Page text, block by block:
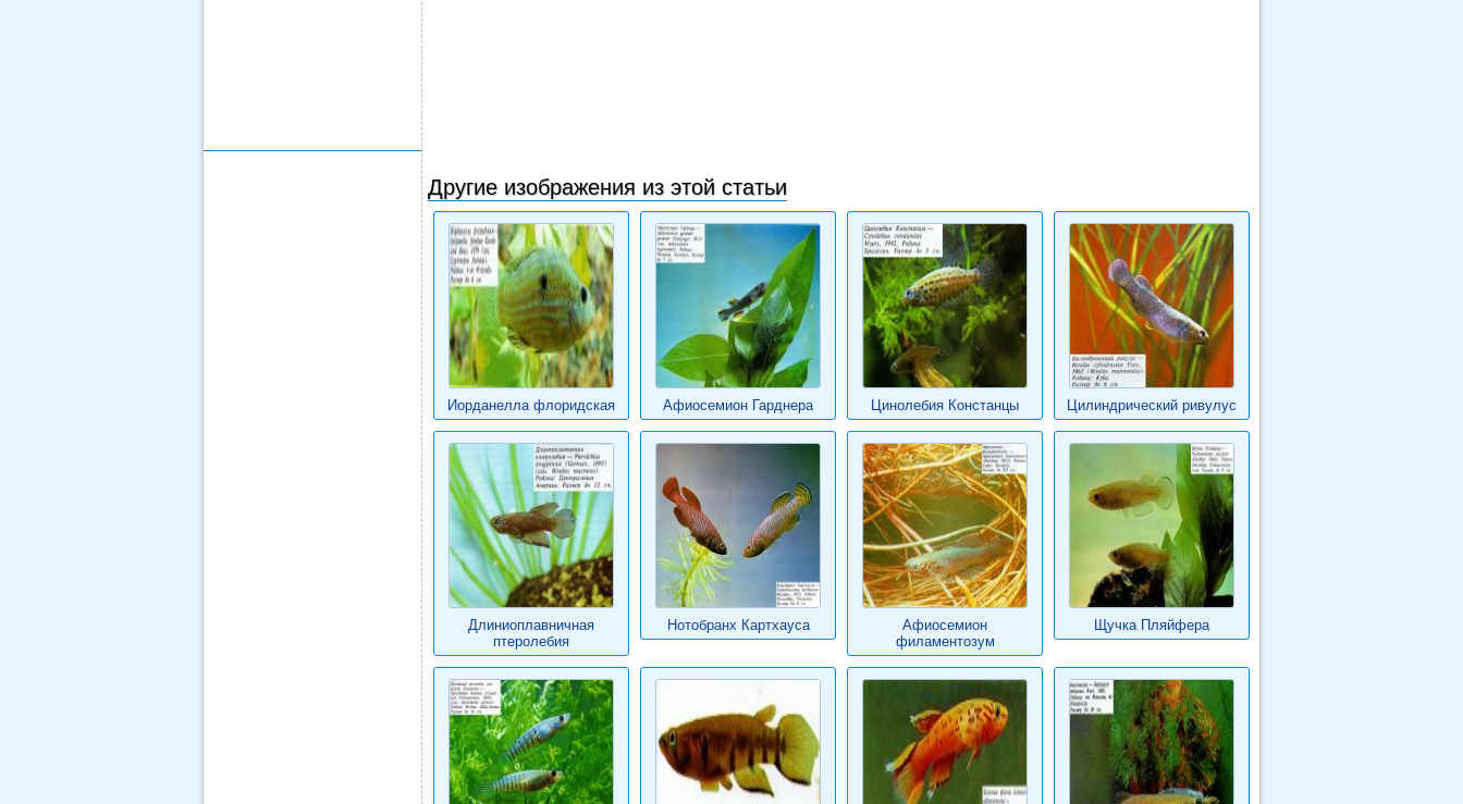
Другие изображения из этой статьи
Иорданелла флоридская Афиосемион Гарднера Цинолебия Констанцы Цилиндрический ривулус
Длиниоплавничная
птеролебия
Нотобранх Картхауса
Афиосемион
филаментозум
Щучка Пляйфера